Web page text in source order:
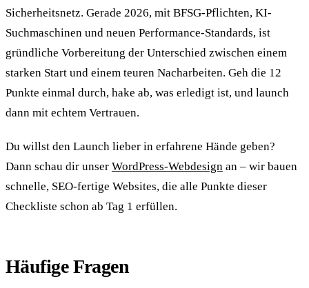
Sicherheitsnetz. Gerade 2026, mit BFSG-Pflichten, KI-
Suchmaschinen und neuen Performance-Standards, ist
gründliche Vorbereitung der Unterschied zwischen einem
starken Start und einem teuren Nacharbeiten. Geh die 12
Punkte einmal durch, hake ab, was erledigt ist, und launch
dann mit echtem Vertrauen.
Du willst den Launch lieber in erfahrene Hände geben?
Dann schau dir unser WordPress-Webdesign an – wir bauen
schnelle, SEO-fertige Websites, die alle Punkte dieser
Checkliste schon ab Tag 1 erfüllen.
Häufige Fragen